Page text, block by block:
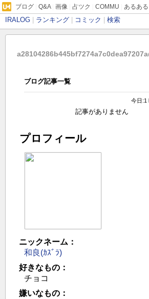
ブログ Q&A| 画像 占ツク COMMU あるある
IRALOG ランキング コミック 検索
a28104286b445bf7274a7c0dea97207a
ブログ記事一覧
今日:1
記事がありません
プロフィール
ニックネーム：
和良(ｶｽﾞﾗ)
好きなもの：
チョコ
嫌いなもの：